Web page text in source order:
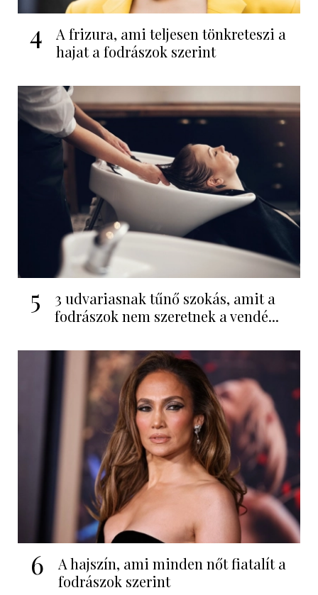
4
A frizura, ami teljesen tönkreteszi a
hajat a fodrászok szerint
5
3 udvariasnak tűnő szokás, amit a
fodrászok nem szeretnek a vendé...
6
A hajszín, ami minden nőt fiatalít a
fodrászok szerint